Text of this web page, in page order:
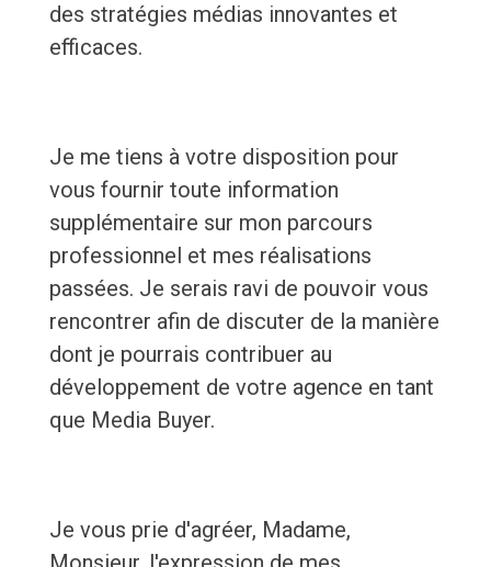
des stratégies médias innovantes et
efficaces.
Je me tiens à votre disposition pour
vous fournir toute information
supplémentaire sur mon parcours
professionnel et mes réalisations
passées. Je serais ravi de pouvoir vous
rencontrer afin de discuter de la manière
dont je pourrais contribuer au
développement de votre agence en tant
que Media Buyer.
Je vous prie d'agréer, Madame,